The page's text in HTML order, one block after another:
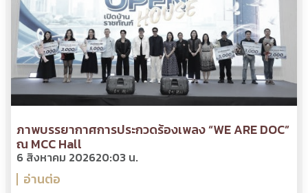
ภาพบรรยากาศการประกวดร้องเพลง “WE ARE DOC”
ณ MCC Hall
6 สิงหาคม 202620:03 น.
อ่านต่อ